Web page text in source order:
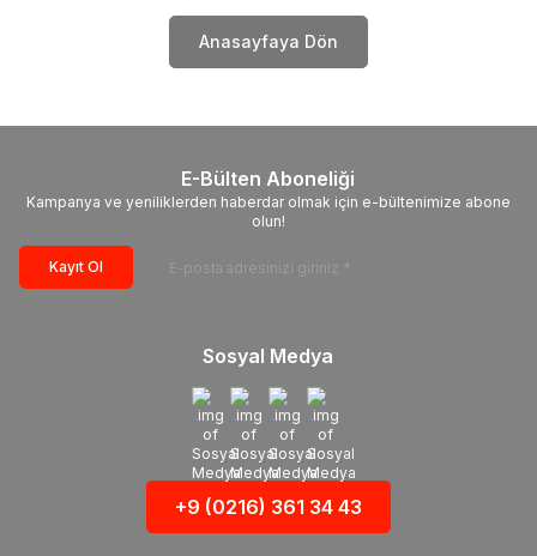
Anasayfaya Dön
E-Bülten Aboneliği
Kampanya ve yeniliklerden haberdar olmak için e-bültenimize abone
olun!
Kayıt Ol
Sosyal Medya
+9 (0216) 361 34 43